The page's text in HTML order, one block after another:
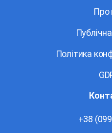
Про
Політика
+38